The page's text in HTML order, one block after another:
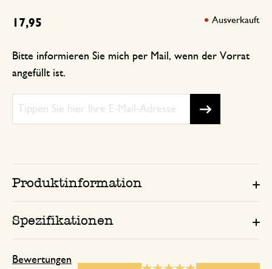
17,95
Bitte informieren Sie mich per Mail, wenn der Vorrat
angefüllt ist.
Ausverkauft
Produktinformation
Spezifikationen
Bewertungen